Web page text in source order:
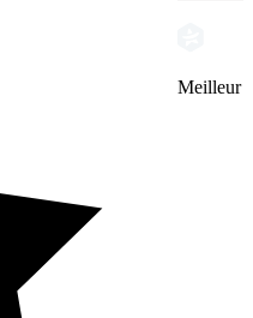
Meilleur